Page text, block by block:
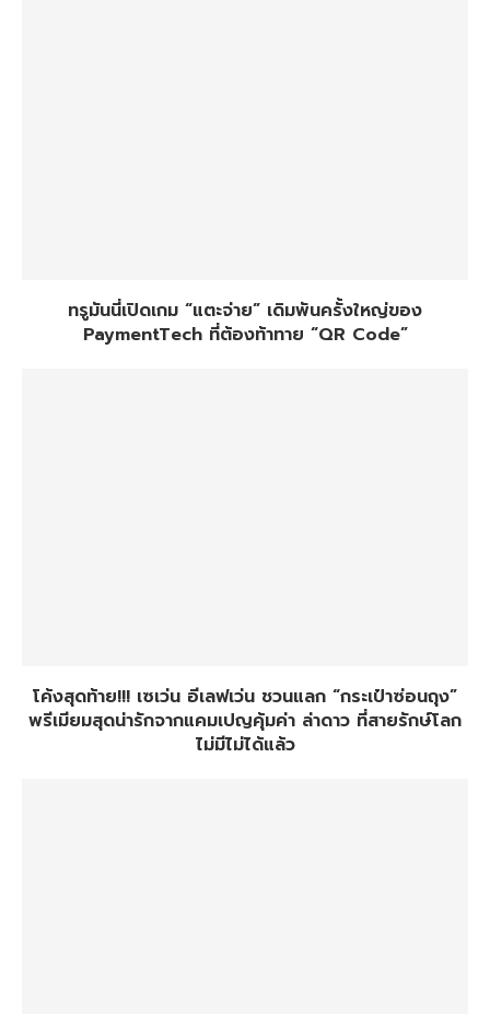
ทรูมันนี่เปิดเกม “แตะจ่าย” เดิมพันครั้งใหญ่ของ
PaymentTech ที่ต้องท้าทาย “QR Code”
โค้งสุดท้าย!!! เซเว่น อีเลฟเว่น ชวนแลก “กระเป๋าซ่อนถุง”
พรีเมียมสุดน่ารักจากแคมเปญคุ้มค่า ล่าดาว ที่สายรักษ์โลก
ไม่มีไม่ได้แล้ว